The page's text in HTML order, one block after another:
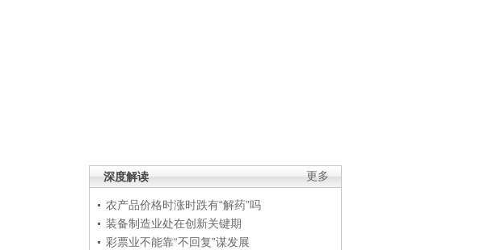
更多
深度解读
农产品价格时涨时跌有“解药”吗
装备制造业处在创新关键期
彩票业不能靠“不回复”谋发展